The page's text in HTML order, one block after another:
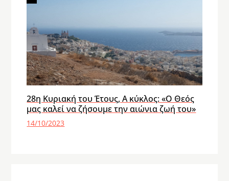
28η Κυριακή του Έτους, Α κύκλος: «Ο Θεός
μας καλεί να ζήσουμε την αιώνια ζωή του»
14/10/2023